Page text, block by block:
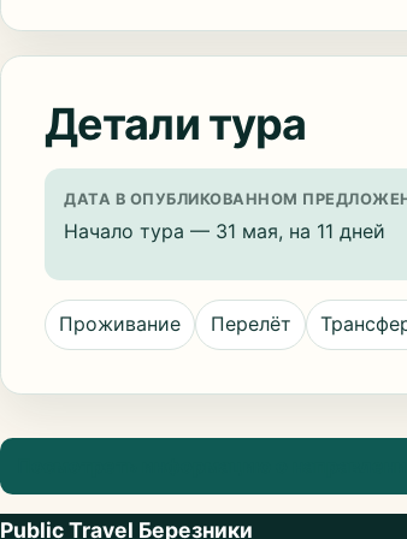
Детали тура
ДАТА В ОПУБЛИКОВАННОМ
Начало тура — 31 мая, на 11 дней
Проживание Перелёт
Public Travel Березники